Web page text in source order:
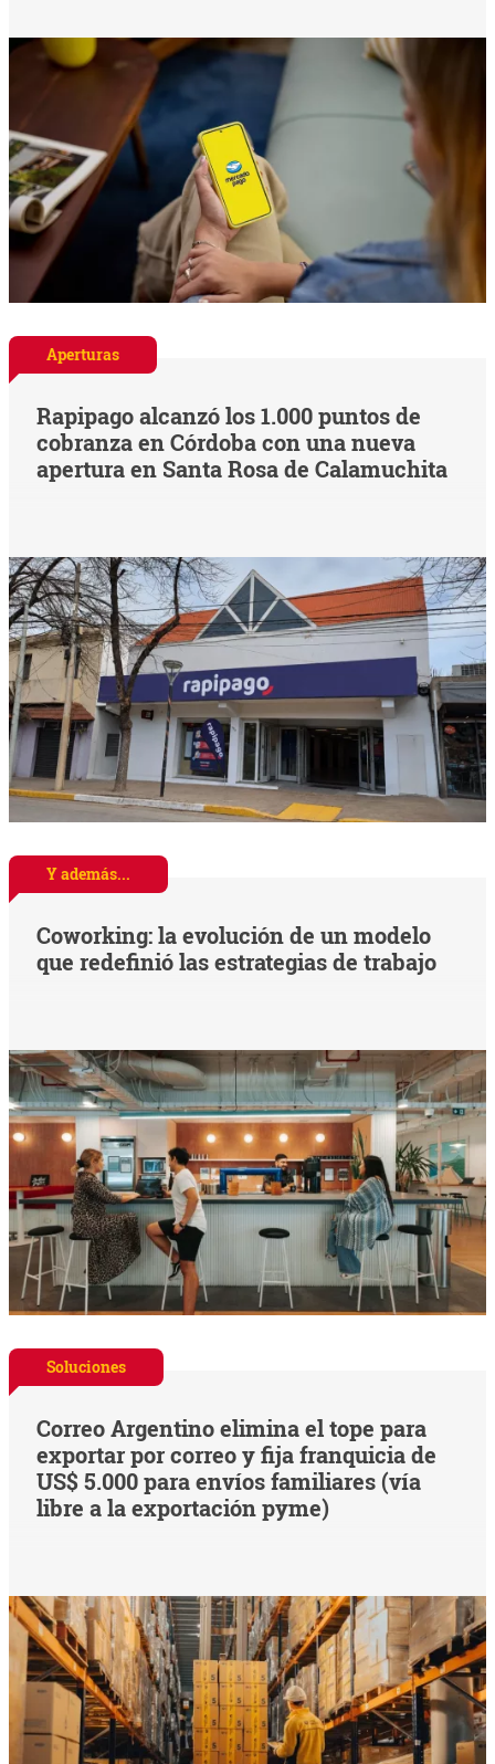
Aperturas
Rapipago alcanzó los 1.000 puntos de
cobranza en Córdoba con una nueva
apertura en Santa Rosa de Calamuchita
Y además...
Coworking: la evolución de un modelo
que redefinió las estrategias de trabajo
Soluciones
Correo Argentino elimina el tope para
exportar por correo y fija franquicia de
US$ 5.000 para envíos familiares (vía
libre a la exportación pyme)